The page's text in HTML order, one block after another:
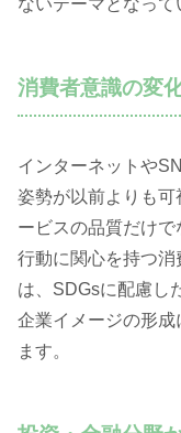
ないテーマとなって
消費者意識の変
インターネットや
姿勢が以前よりも
ービスの品質だけ
行動に関心を持つ
は、SDGsに配慮し
企業イメージの形
ます。